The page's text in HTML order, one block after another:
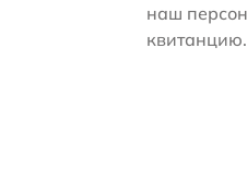
наш
квитанцию.